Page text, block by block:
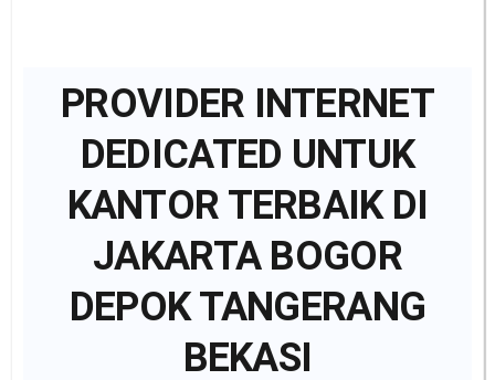
PROVIDER INTERNET
DEDICATED UNTUK
KANTOR TERBAIK DI
JAKARTA BOGOR
DEPOK TANGERANG
BEKASI